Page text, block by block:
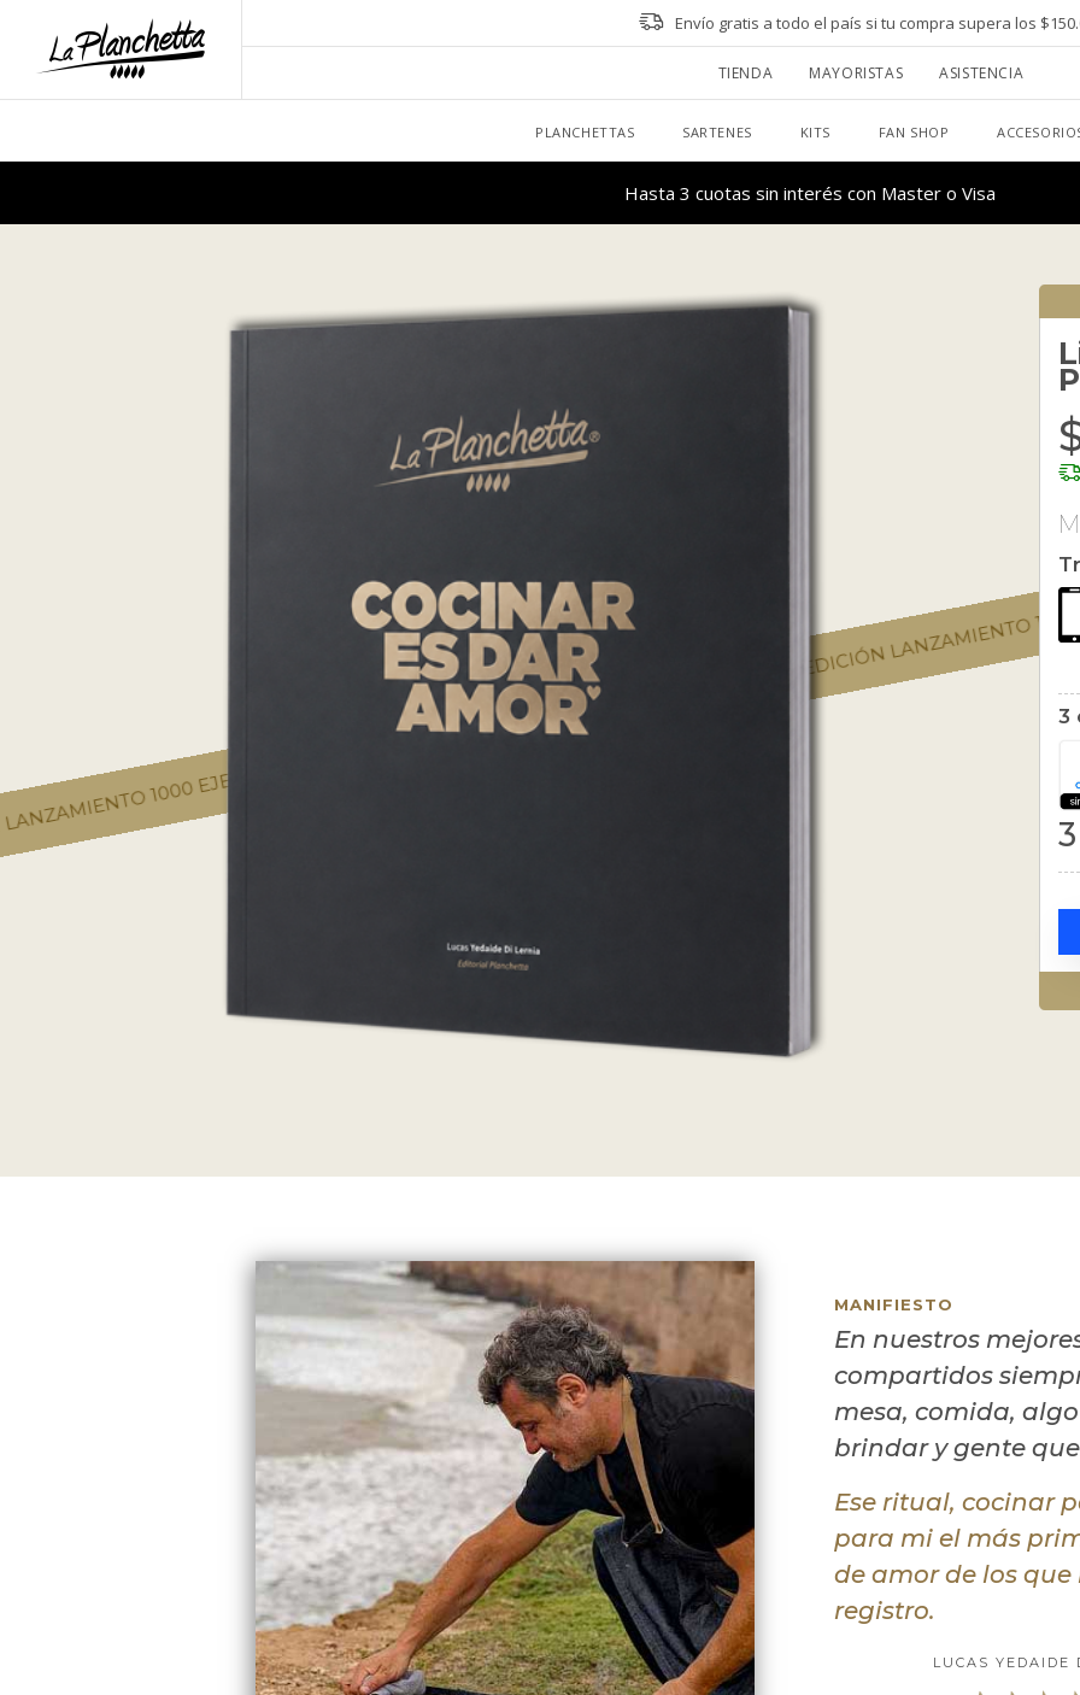
Envío gratis a todo el país si tu compra supera los
TIENDA MAYORISTAS ASISTENCIA
PLANCHETTAS SARTENES KITS FAN SHOP
20% de descuento abonando con transferencia bancaria
1000 EJEMPLARES ❤
EDICIÓN LANZAMIENTO 1000 EJEMPLARES ❤
EDICIÓN LANZAMIENTO 1000
3
MANIFIESTO
En nuestros
compartidos
mesa, comida,
brindar y gente
Ese ritual, cocinar
para mi el más
de amor de los que
registro.
LUCAS YEDAIDE